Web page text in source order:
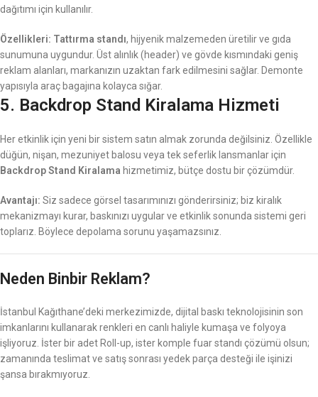
dağıtımı için kullanılır.
Özellikleri: Tattırma standı, hijyenik malzemeden üretilir ve gıda
sunumuna uygundur. Üst alınlık (header) ve gövde kısmındaki geniş
reklam alanları, markanızın uzaktan fark edilmesini sağlar. Demonte
yapısıyla araç bagajına kolayca sığar.
5. Backdrop Stand Kiralama Hizmeti
Her etkinlik için yeni bir sistem satın almak zorunda değilsiniz. Özellikle
düğün, nişan, mezuniyet balosu veya tek seferlik lansmanlar için
Backdrop Stand Kiralama hizmetimiz, bütçe dostu bir çözümdür.
Avantajı: Siz sadece görsel tasarımınızı gönderirsiniz; biz kiralık
mekanizmayı kurar, baskınızı uygular ve etkinlik sonunda sistemi geri
toplarız. Böylece depolama sorunu yaşamazsınız.
Neden Binbir Reklam?
İstanbul Kağıthane’deki merkezimizde, dijital baskı teknolojisinin son
imkanlarını kullanarak renkleri en canlı haliyle kumaşa ve folyoya
işliyoruz. İster bir adet Roll-up, ister komple fuar standı çözümü olsun;
zamanında teslimat ve satış sonrası yedek parça desteği ile işinizi
şansa bırakmıyoruz.